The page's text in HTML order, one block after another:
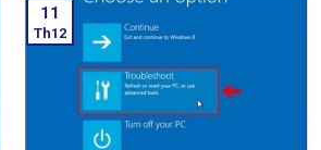
cần sự trợ giúp của một vài phần mềm
hoặc công cụ trực tuyến khác. Dưới đây
sẽ có hai ứng dụng dùng để xóa PDF
mà bạn có thể thử:
11
Th12